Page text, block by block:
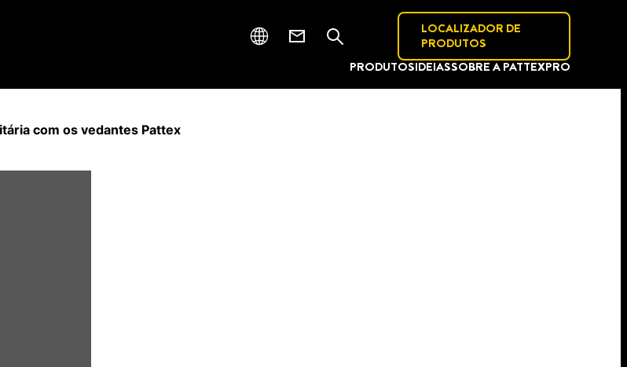
PRODUTOSIDEIASSOBRE A PATTEXPRO
LOCALIZADOR DE
PRODUTOS
com os vedantes Pattex